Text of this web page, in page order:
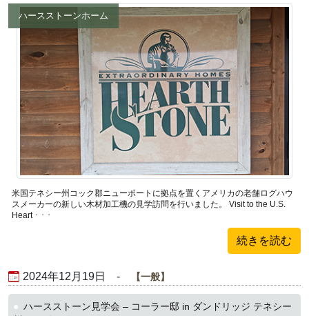
ハースストーンホーム
米国テネシー州コック郡ニューポートに拠点を置くアメリカの老舗ログハウ
スメーカーの新しい木材加工機の見学訪問を行いました。 Visit to the U.S.
Heart ･ ･ ･
続きを読む
2024年12月19日 - 一般
ハースストーン見学会 – コーラー邸 in ダンドリッジ テネシー